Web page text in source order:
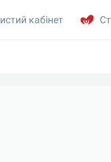
кабінет